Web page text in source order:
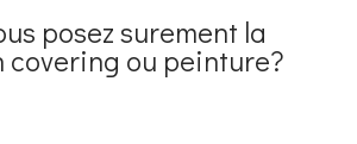
posez surement la
covering ou peinture?